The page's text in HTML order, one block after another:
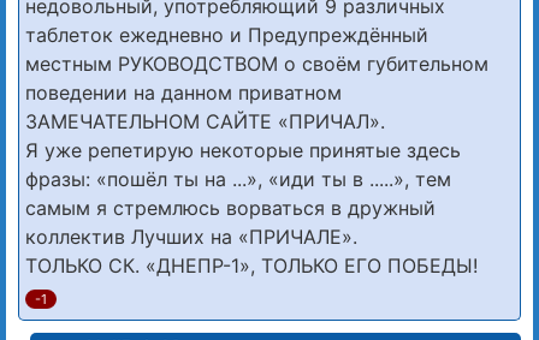
недовольный, употребляющий 9 различных
таблеток ежедневно и Предупреждённый
местным РУКОВОДСТВОМ о своём губительном
поведении на данном приватном
ЗАМЕЧАТЕЛЬНОМ САЙТЕ «ПРИЧАЛ».
Я уже репетирую некоторые принятые здесь
фразы: «пошёл ты на ...», «иди ты в .....», тем
самым я стремлюсь ворваться в дружный
коллектив Лучших на «ПРИЧАЛЕ».
ТОЛЬКО СК. «ДНЕПР-1», ТОЛЬКО ЕГО ПОБЕДЫ!
-1